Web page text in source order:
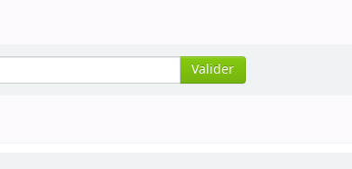
Valider